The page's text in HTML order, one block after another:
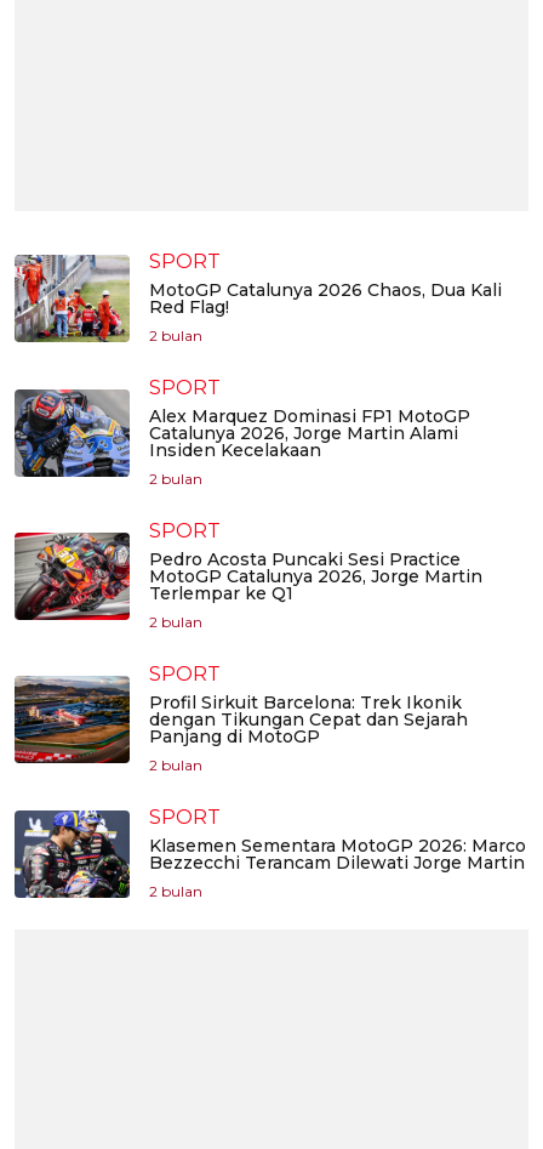
SPORT
MotoGP Catalunya 2026 Chaos, Dua Kali
Red Flag!
2 bulan
SPORT
Alex Marquez Dominasi FP1 MotoGP
Catalunya 2026, Jorge Martin Alami
Insiden Kecelakaan
2 bulan
SPORT
Pedro Acosta Puncaki Sesi Practice
MotoGP Catalunya 2026, Jorge Martin
Terlempar ke Q1
2 bulan
SPORT
Profil Sirkuit Barcelona: Trek Ikonik
dengan Tikungan Cepat dan Sejarah
Panjang di MotoGP
2 bulan
SPORT
Klasemen Sementara MotoGP 2026: Marco
Bezzecchi Terancam Dilewati Jorge Martin
2 bulan